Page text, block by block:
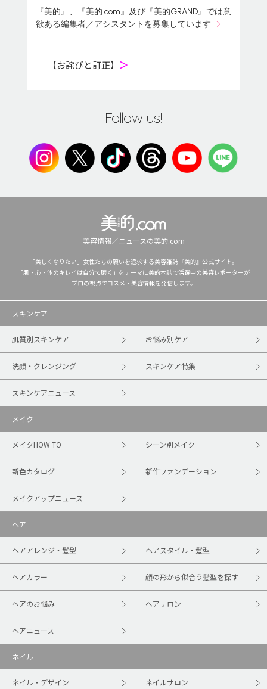
『美的』、『美的.com』及び『美的GRAND』では意
欲ある編集者／アシスタントを募集しています
【お詫びと訂正】 ＞
Follow us!
美容情報／ニュースの美的.com
「美しくなりたい」女性たちの願いを追求する美容雑誌『美的』公式サイト。
「肌・心・体のキレイは自分で磨く」をテーマに美的本誌で活躍中の美容レポーターが
プロの視点でコスメ・美容情報を発信します。
スキンケア
肌質別スキンケア お悩み別ケア
洗顔・クレンジング スキンケア特集
スキンケアニュース
メイク
メイクHOW TO シーン別メイク
新色カタログ 新作ファンデーション
メイクアップニュース
ヘア
ヘアアレンジ・髪型 ヘアスタイル・髪型
ヘアカラー 顔の形から似合う髪型を探す
ヘアのお悩み ヘアサロン
ヘアニュース
ネイル
ネイル・デザイン ネイルサロン